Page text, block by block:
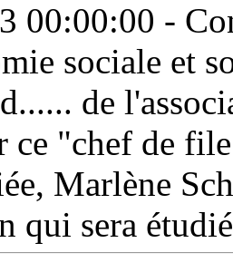
00:00:00 -
sociale et
de
ce "chef de
Marlène
qui sera